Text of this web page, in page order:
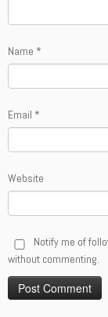
Name *
Email *
Website
Notify me of
without commenting.